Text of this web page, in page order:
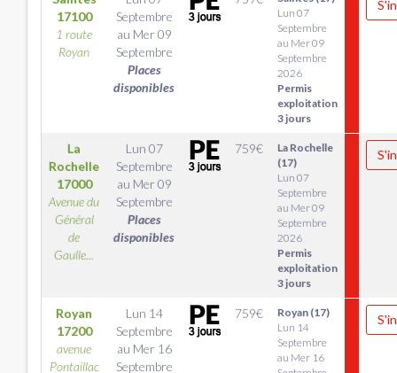
17100
1 route
Royan
Septembre
au Mer 09
Septembre
Places
disponibles
Lun 07
Septembre
au Mer 09
Septembre
2026
Permis
exploitation
3 jours
La
Rochelle
17000
Avenue du
Général
de
Gaulle...
Lun 07
Septembre
au Mer 09
Septembre
Places
disponibles
759€
La Rochelle
(17)
Lun 07
Septembre
au Mer 09
Septembre
2026
Permis
exploitation
3 jours
Royan
17200
avenue
Pontaillac
Lun 14
Septembre
au Mer 16
Septembre
759€
Royan (17)
Lun 14
Septembre
au Mer 16